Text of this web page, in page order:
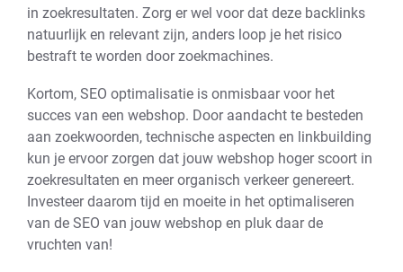
in zoekresultaten. Zorg er wel voor dat deze backlinks
natuurlijk en relevant zijn, anders loop je het risico
bestraft te worden door zoekmachines.
Kortom, SEO optimalisatie is onmisbaar voor het
succes van een webshop. Door aandacht te besteden
aan zoekwoorden, technische aspecten en linkbuilding
kun je ervoor zorgen dat jouw webshop hoger scoort in
zoekresultaten en meer organisch verkeer genereert.
Investeer daarom tijd en moeite in het optimaliseren
van de SEO van jouw webshop en pluk daar de
vruchten van!